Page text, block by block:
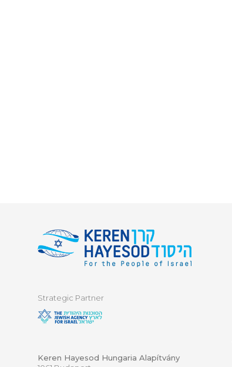
Strategic Partner
Keren Hayesod Hungaria Alapítvány